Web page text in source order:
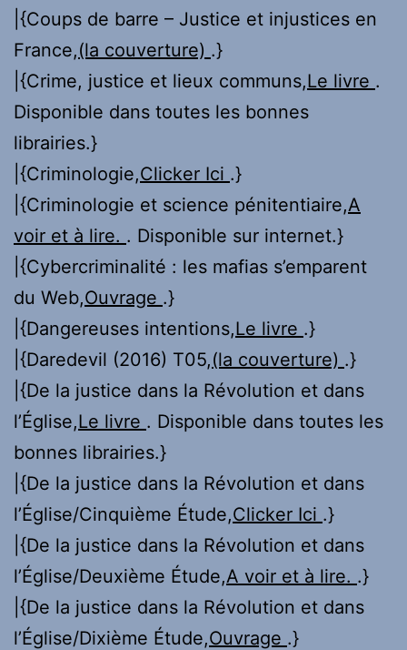
|{Coups de barre – Justice et injustices en
France,(la couverture) .}
|{Crime, justice et lieux communs,Le livre .
Disponible dans toutes les bonnes
librairies.}
|{Criminologie,Clicker Ici .}
|{Criminologie et science pénitentiaire,A
voir et à lire. . Disponible sur internet.}
|{Cybercriminalité : les mafias s’emparent
du Web,Ouvrage .}
|{Dangereuses intentions,Le livre .}
|{Daredevil (2016) T05,(la couverture) .}
|{De la justice dans la Révolution et dans
l’Église,Le livre . Disponible dans toutes les
bonnes librairies.}
|{De la justice dans la Révolution et dans
l’Église/Cinquième Étude,Clicker Ici .}
|{De la justice dans la Révolution et dans
l’Église/Deuxième Étude,A voir et à lire. .}
|{De la justice dans la Révolution et dans
l’Église/Dixième Étude,Ouvrage .}